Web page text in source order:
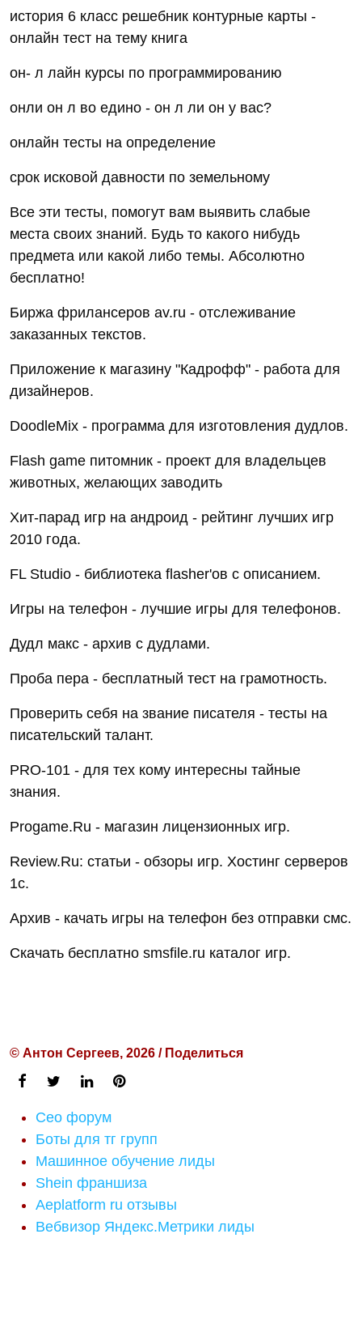
история 6 класс решебник контурные карты -
онлайн тест на тему книга
он- л лайн курсы по программированию
онли он л во едино - он л ли он у вас?
онлайн тесты на определение
срок исковой давности по земельному
Все эти тесты, помогут вам выявить слабые
места своих знаний. Будь то какого нибудь
предмета или какой либо темы. Абсолютно
бесплатно!
Биржа фрилансеров av.ru - отслеживание
заказанных текстов.
Приложение к магазину "Кадрофф" - работа для
дизайнеров.
DoodleMix - программа для изготовления дудлов.
Flash game питомник - проект для владельцев
животных, желающих заводить
Хит-парад игр на андроид - рейтинг лучших игр
2010 года.
FL Studio - библиотека flasher'ов с описанием.
Игры на телефон - лучшие игры для телефонов.
Дудл макс - архив с дудлами.
Проба пера - бесплатный тест на грамотность.
Проверить себя на звание писателя - тесты на
писательский талант.
PRO-101 - для тех кому интересны тайные
знания.
Progame.Ru - магазин лицензионных игр.
Review.Ru: статьи - обзоры игр. Хостинг серверов
1с.
Архив - качать игры на телефон без отправки смс.
Скачать бесплатно smsfile.ru каталог игр.
© Антон Сергеев, 2026 / Поделиться
Сео форум
Боты для тг групп
Машинное обучение лиды
Shein франшиза
Aeplatform ru отзывы
Вебвизор Яндекс.Метрики лиды